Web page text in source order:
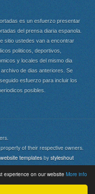
experience on our website More info
es un esfuerzo presentar
del prensa diaria espanola.
sitio ustedes van a encontrar
politicos, deportivos,
y locales del mismo dia
de dias anteriores. Se
esfuerzo para incluir los
posibles.
of their respective owners.
website templates by styleshout